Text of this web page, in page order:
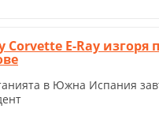
Corvette E-Ray изгоря
в Южна Испания